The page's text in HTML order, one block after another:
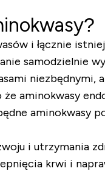
i łącznie
samodzielnie
aminokwasy
aminokwasy
i utrzymania
krwi i